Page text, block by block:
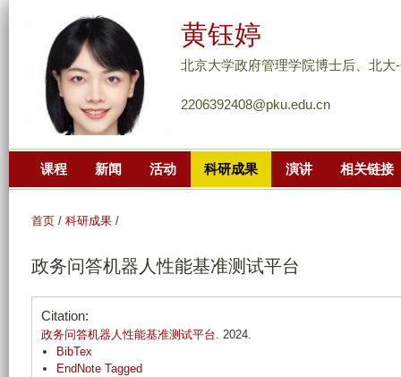
到
主
要
黄钰婷
北京大学政府管理学院博士后、北
2206392408@pku.edu.cn
课程 新闻 活动 科研成果 演讲 相关链接
首页 / 科研成果 /
政务问答机器人性能基准测试平台
Citation:
政务问答机器人性能基准测试平台. 2024.
BibTex
EndNote Tagged